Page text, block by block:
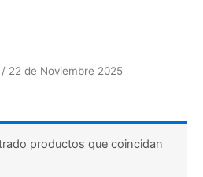
22 de Noviembre 2025
productos que coincidan